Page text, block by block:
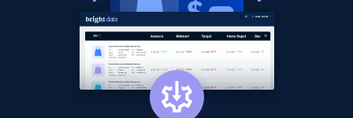
2.1K+ 375+ 立即开始
Amazon products global dataset - Collects